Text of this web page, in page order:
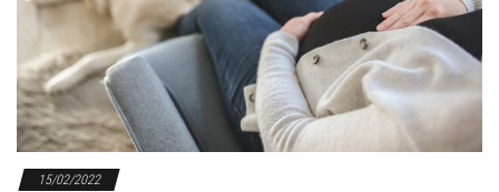
n
v
15/02/2022